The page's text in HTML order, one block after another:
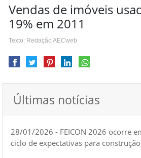
Vendas de imóveis
19% em 2011
Texto: Redação AECweb
Últimas notícias
28/01/2026 - FEICON 2026 ocorre
ciclo de expectativas para construção